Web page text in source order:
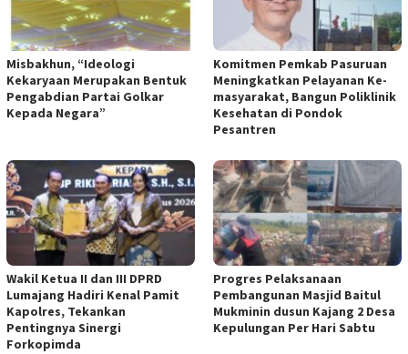
Misbakhun, “Ideologi
Kekaryaan Merupakan Bentuk
Pengabdian Partai Golkar
Kepada Negara”
Komitmen Pemkab Pasuruan
Meningkatkan Pelayanan Ke-
masyarakat, Bangun Poliklinik
Kesehatan di Pondok
Pesantren
Wakil Ketua II dan III DPRD
Lumajang Hadiri Kenal Pamit
Kapolres, Tekankan
Pentingnya Sinergi
Forkopimda
Progres Pelaksanaan
Pembangunan Masjid Baitul
Mukminin dusun Kajang 2 Desa
Kepulungan Per Hari Sabtu